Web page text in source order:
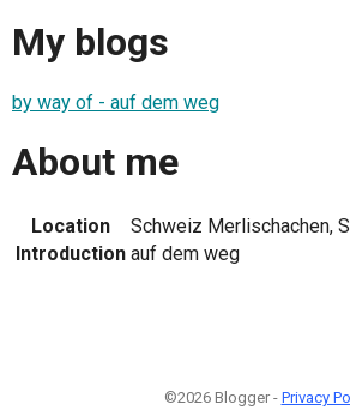
My blogs
by way of - auf dem weg
About me
Location
Schweiz Merlischachen,
Introduction auf dem weg
©2026 Blogger - Privacy